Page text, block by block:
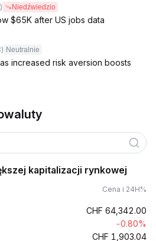
Niedźwiedzio
$65K after US jobs data
Neutralnie
increased risk aversion boosts
kapitalizacji rynkowej
Cena i 24H%
CHF 64,342.00
-0.80%
CHF 1,903.04